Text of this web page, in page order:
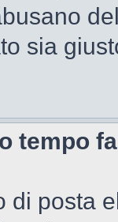
sia
tempo
di posta